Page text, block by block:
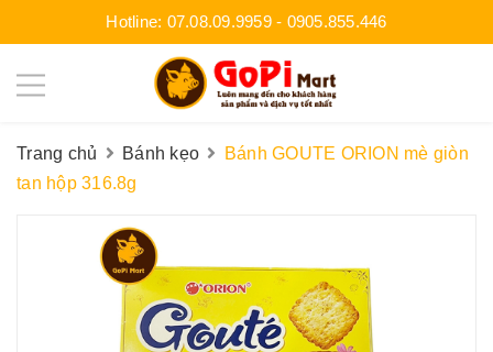
Hotline: 07.08.09.9959- 0905.855.446
Trang chủ Bánh kẹo
Bánh GOUTE ORION mè giòn
tan hộp 316.8g